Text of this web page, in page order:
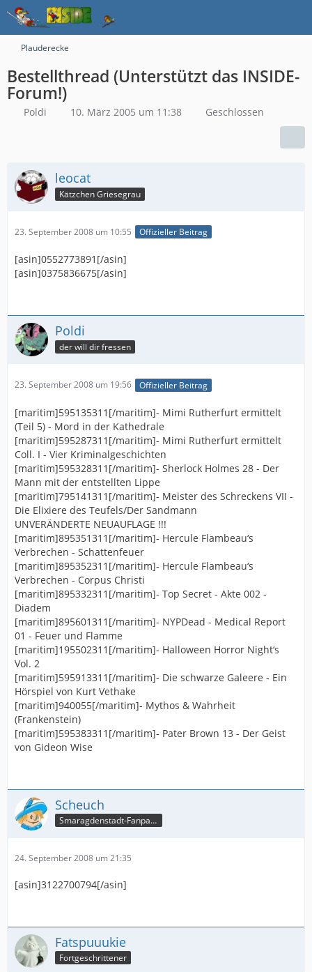
Plauderecke
Bestellthread (Unterstützt das INSIDE-
Forum!)
Poldi 10. März 2005 um 11:38 Geschlossen
leocat
Kätzchen Griesegrau
23. September 2008 um 10:55 Offizieller Beitrag
[asin]0552773891[/asin]
[asin]0375836675[/asin]
Poldi
der will dir fressen
23. September 2008 um 19:56 Offizieller Beitrag
[maritim]595135311[/maritim]- Mimi Rutherfurt ermittelt
(Teil 5) - Mord in der Kathedrale
[maritim]595287311[/maritim]- Mimi Rutherfurt ermittelt
Coll. I - Vier Kriminalgeschichten
[maritim]595328311[/maritim]- Sherlock Holmes 28 - Der
Mann mit der entstellten Lippe
[maritim]795141311[/maritim]- Meister des Schreckens VII -
Die Elixiere des Teufels/Der Sandmann
UNVERÄNDERTE NEUAUFLAGE !!!
[maritim]895351311[/maritim]- Hercule Flambeau‘s
Verbrechen - Schattenfeuer
[maritim]895352311[/maritim]- Hercule Flambeau‘s
Verbrechen - Corpus Christi
[maritim]895332311[/maritim]- Top Secret - Akte 002 -
Diadem
[maritim]895601311[/maritim]- NYPDead - Medical Report
01 - Feuer und Flamme
[maritim]195502311[/maritim]- Halloween Horror Night‘s
Vol. 2
[maritim]595913311[/maritim]- Die schwarze Galeere - Ein
Hörspiel von Kurt Vethake
[maritim]940055[/maritim]- Mythos & Wahrheit
(Frankenstein)
[maritim]595383311[/maritim]- Pater Brown 13 - Der Geist
von Gideon Wise
Scheuch
Smaragdenstadt-Fanpage
24. September 2008 um 21:35
[asin]3122700794[/asin]
Fatspuuukie
Fortgeschrittener